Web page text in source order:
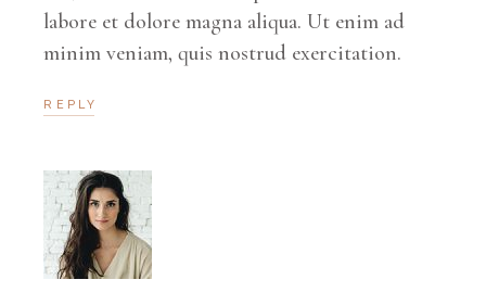
labore et dolore magna aliqua. Ut enim ad
minim veniam, quis nostrud exercitation.
REPLY